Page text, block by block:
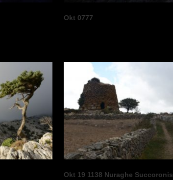
Okt 0777
Okt 19 1138 Nuraghe Succoronis